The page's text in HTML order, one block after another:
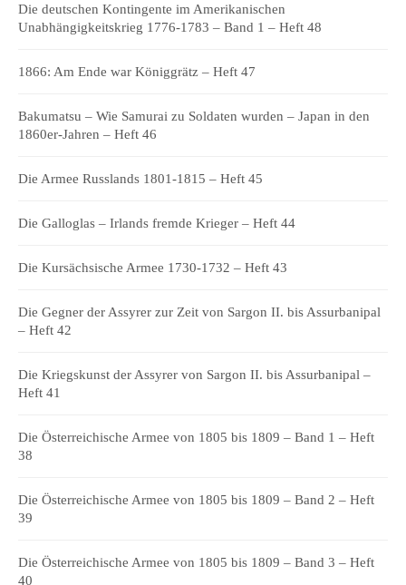
Die deutschen Kontingente im Amerikanischen
Unabhängigkeitskrieg 1776-1783 – Band 1 – Heft 48
1866: Am Ende war Königgrätz – Heft 47
Bakumatsu – Wie Samurai zu Soldaten wurden – Japan in den
1860er-Jahren – Heft 46
Die Armee Russlands 1801-1815 – Heft 45
Die Galloglas – Irlands fremde Krieger – Heft 44
Die Kursächsische Armee 1730-1732 – Heft 43
Die Gegner der Assyrer zur Zeit von Sargon II. bis Assurbanipal
– Heft 42
Die Kriegskunst der Assyrer von Sargon II. bis Assurbanipal –
Heft 41
Die Österreichische Armee von 1805 bis 1809 – Band 1 – Heft
38
Die Österreichische Armee von 1805 bis 1809 – Band 2 – Heft
39
Die Österreichische Armee von 1805 bis 1809 – Band 3 – Heft
40